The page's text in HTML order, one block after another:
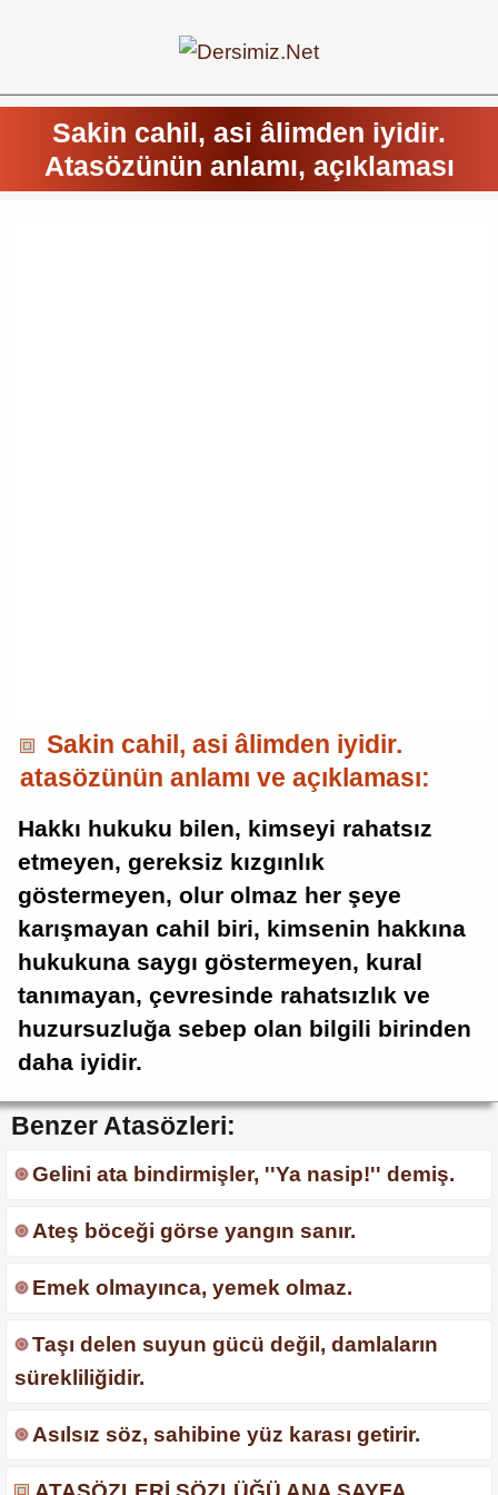
Sakin cahil, asi âlimden iyidir.
Atasözünün anlamı, açıklaması
Sakin cahil, asi âlimden iyidir.
atasözünün anlamı ve açıklaması:
Hakkı hukuku bilen, kimseyi rahatsız
etmeyen, gereksiz kızgınlık
göstermeyen, olur olmaz her şeye
karışmayan cahil biri, kimsenin hakkına
hukukuna saygı göstermeyen, kural
tanımayan, çevresinde rahatsızlık ve
huzursuzluğa sebep olan bilgili birinden
daha iyidir.
Benzer Atasözleri:
Gelini ata bindirmişler, ''Ya nasip!'' demiş.
Ateş böceği görse yangın sanır.
Emek olmayınca, yemek olmaz.
Taşı delen suyun gücü değil, damlaların
sürekliliğidir.
Asılsız söz, sahibine yüz karası getirir.